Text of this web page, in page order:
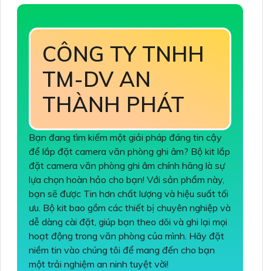
CÔNG TY TNHH
TM-DV AN
THÀNH PHÁT
Bạn đang tìm kiếm một giải pháp đáng tin cậy
để lắp đặt camera văn phòng ghi âm? Bộ kit lắp
đặt camera văn phòng ghi âm chính hãng là sự
lựa chọn hoàn hảo cho bạn! Với sản phẩm này,
bạn sẽ được Tin hơn chất lượng và hiệu suất tối
ưu. Bộ kit bao gồm các thiết bị chuyên nghiệp và
dễ dàng cài đặt, giúp bạn theo dõi và ghi lại mọi
hoạt động trong văn phòng của mình. Hãy đặt
niềm tin vào chúng tôi để mang đến cho bạn
một trải nghiệm an ninh tuyệt vời!